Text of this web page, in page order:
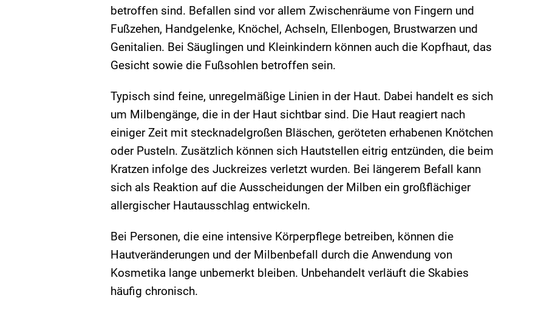
betroffen sind. Befallen sind vor allem Zwischenräume von Fingern und
Fußzehen, Handgelenke, Knöchel, Achseln, Ellenbogen, Brustwarzen und
Genitalien. Bei Säuglingen und Kleinkindern können auch die Kopfhaut, das
Gesicht sowie die Fußsohlen betroffen sein.
Typisch sind feine, unregelmäßige Linien in der Haut. Dabei handelt es sich
um Milbengänge, die in der Haut sichtbar sind. Die Haut reagiert nach
einiger Zeit mit stecknadelgroßen Bläschen, geröteten erhabenen Knötchen
oder Pusteln. Zusätzlich können sich Hautstellen eitrig entzünden, die beim
Kratzen infolge des Juckreizes verletzt wurden. Bei längerem Befall kann
sich als Reaktion auf die Ausscheidungen der Milben ein großflächiger
allergischer Hautausschlag entwickeln.
Bei Personen, die eine intensive Körperpflege betreiben, können die
Hautveränderungen und der Milbenbefall durch die Anwendung von
Kosmetika lange unbemerkt bleiben. Unbehandelt verläuft die Skabies
häufig chronisch.